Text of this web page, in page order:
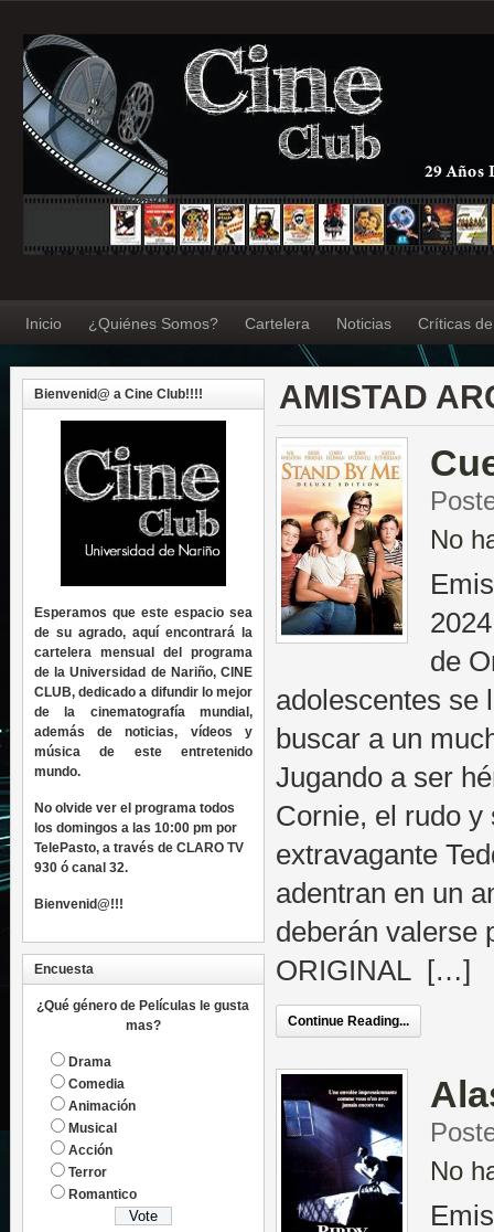
Inicio ¿Quiénes Somos? Cartelera Noticias Críticas
AMISTAD
No
de
adolescentes se
buscar a un
Jugando a ser
Cornie, el rudo
extravagante
adentran en un
deberán valerse
ORIGINAL […]
Continue Reading...
No
Bienvenid@ a Cine Club!!!!
Esperamos que este espacio sea
de su agrado, aquí encontrará la
cartelera mensual del programa
de la Universidad de Nariño, CINE
CLUB, dedicado a difundir lo mejor
de la cinematografía mundial,
además de noticias, vídeos y
música de este entretenido
mundo.
No olvide ver el programa todos
los domingos a las 10:00 pm por
TelePasto, a través de CLARO TV
930 ó canal 32.
Bienvenid@!!!
Encuesta
¿Qué género de Películas le gusta
mas?
Drama
Comedia
Animación
Musical
Acción
Terror
Romantico